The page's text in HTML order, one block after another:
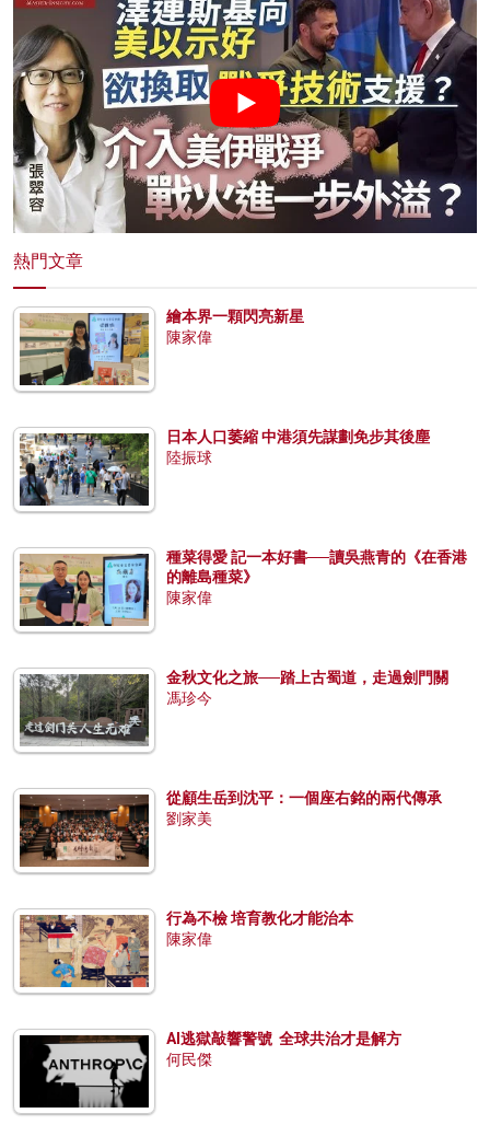
熱門文章
繪本界一顆閃亮新星
陳家偉
日本人口萎縮 中港須先謀劃免步其後塵
陸振球
種菜得愛 記一本好書──讀吳燕青的《在香港
的離島種菜》
陳家偉
金秋文化之旅──踏上古蜀道，走過劍門關
馮珍今
從顧生岳到沈平：一個座右銘的兩代傳承
劉家美
行為不檢 培育教化才能治本
陳家偉
AI逃獄敲響警號 全球共治才是解方
何民傑